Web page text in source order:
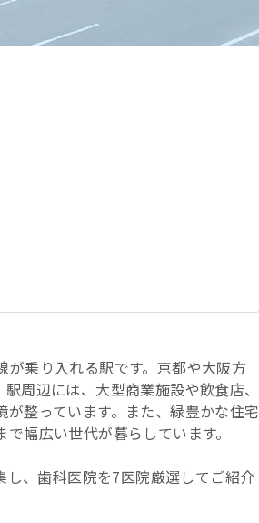
乗り入れる駅です。京都や大阪方
周辺には、大型商業施設や飲食店、
整っています。また、緑豊かな住宅
幅広い世代が暮らしています。
、歯科医院を7医院厳選してご紹介